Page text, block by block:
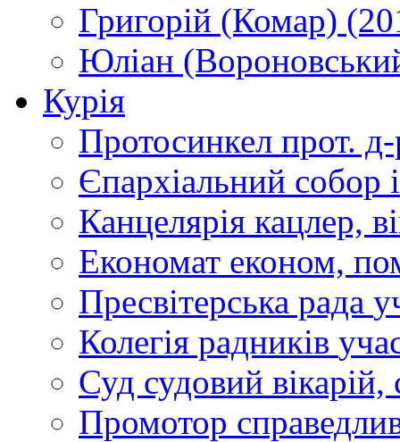
Григорій (Комар)
Юліан
Курія
Протосинкел прот.
Єпархіальний собор
Канцелярія кацлер,
Економат економ,
Пресвітерська рада
Колегія радників
Суд судовий вікарій,
Промотор